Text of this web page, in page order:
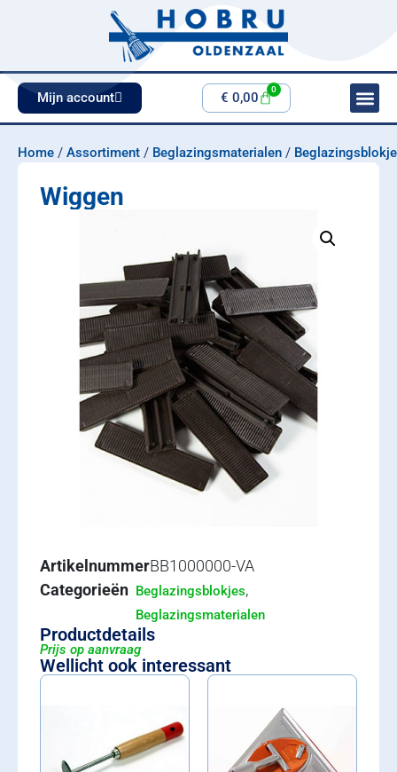
Mijn account € 0,00
0
Home / Assortiment / Beglazingsmaterialen /
Wiggen
ArtikelnummerBB1000000-VA
Categorieën Beglazingsblokjes,
Beglazingsmaterialen
Productdetails
Prijs op aanvraag
Wellicht ook interessant